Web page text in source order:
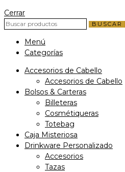
Cerrar
BUSCAR
Menú
Categorías
Accesorios de Cabello
Accesorios de Cabello
Bolsos & Carteras
Billeteras
Cosmétiqueras
Totebag
Caja Misteriosa
Drinkware Personalizado
Accesorios
Tazas